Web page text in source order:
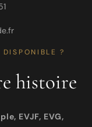
?
histoire
EVJF, EVG,